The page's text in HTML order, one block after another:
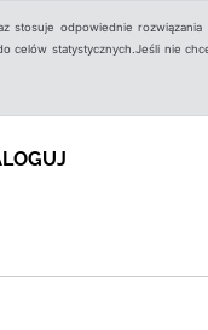
odpowiednie
statystycznych.Jeśli nie